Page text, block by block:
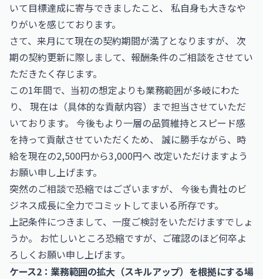
いて目標達成に寄与できましたこと、 私自身も大きなや
りがいを感じております。
さて、来月にて現在の契約期間が満了となりますが、 次
期の契約更新に際しまして、報酬条件のご相談をさせてい
ただきたく存じます。
この1年間で、当初の想定よりも業務範囲が多岐にわた
り、 現在は（具体的な貢献内容）まで担当させていただ
いております。 今後もより一層の品質維持とスピード感
を持って貢献させていただくため、 誠に勝手ながら、時
給を現在の2,500円から3,000円へ 改定いただけますよう
お願い申し上げます。
突然のご相談で恐縮ではございますが、 今後も貴社のビ
ジネス成長に全力でコミットしてまいる所存です。
上記条件につきまして、一度ご検討をいただけますでしょ
うか。 お忙しいところ恐縮ですが、ご確認のほど何卒よ
ろしくお願い申し上げます。
ケース2：業務範囲の拡大（スキルアップ）を根拠にする場